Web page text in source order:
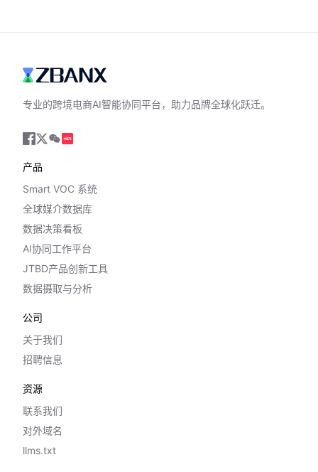
专业的跨境电商AI智能协同平台，助力品牌全球化跃迁。
产品
Smart VOC 系统
全球媒介数据库
数据决策看板
AI协同工作平台
JTBD产品创新工具
数据摄取与分析
公司
关于我们
招聘信息
资源
联系我们
对外域名
llms.txt